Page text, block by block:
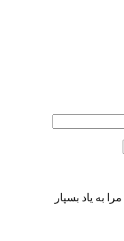
مرا به یاد بسپار